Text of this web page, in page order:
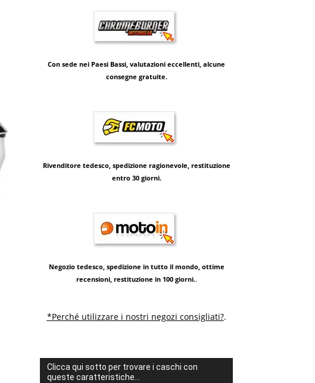
Con sede nei Paesi Bassi, valutazioni eccellenti, alcune
consegne gratuite.
Rivenditore tedesco, spedizione ragionevole, restituzione
entro 30 giorni.
Negozio tedesco, spedizione in tutto il mondo, ottime
recensioni, restituzione in 100 giorni..
*Perché utilizzare i nostri negozi consigliati?.
Clicca qui sotto per trovare i caschi con
queste caratteristiche...